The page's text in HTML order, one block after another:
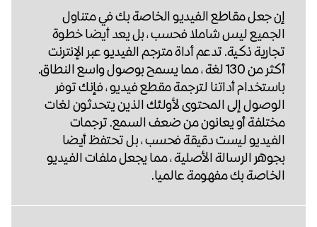
إن جعل مقاطع الفيديو الخاصة بك في متناول
الجميع ليس شاملا فحسب ، بل يعد أيضا خطوة
تجارية ذكية. تدعم أداة مترجم الفيديو عبر الإنترنت
أكثر من 130 لغة ، مما يسمح بوصول واسع النطاق.
باستخدام أداتنا لترجمة مقطع فيديو ، فإنك توفر
الوصول إلى المحتوى لأولئك الذين يتحدثون لغات
مختلفة أو يعانون من ضعف السمع. ترجمات
الفيديو ليست دقيقة فحسب ، بل تحتفظ أيضا
بجوهر الرسالة الأصلية ، مما يجعل ملفات الفيديو
الخاصة بك مفهومة عالميا.